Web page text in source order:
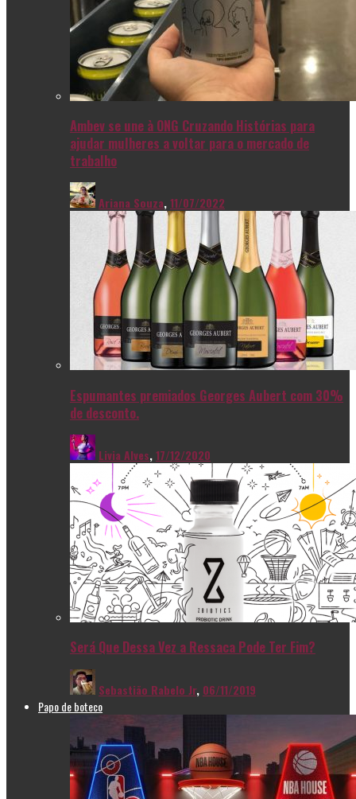
Ambev se une à ONG Cruzando Histórias para
ajudar mulheres a voltar para o mercado de
trabalho
Ariana Souza,11/07/2022
Espumantes premiados Georges Aubert com 30%
de desconto.
Livia Alves,17/12/2020
Será Que Dessa Vez a Ressaca Pode Ter Fim?
Sebastião Rabelo Jr, 06/11/2019
Papo de boteco